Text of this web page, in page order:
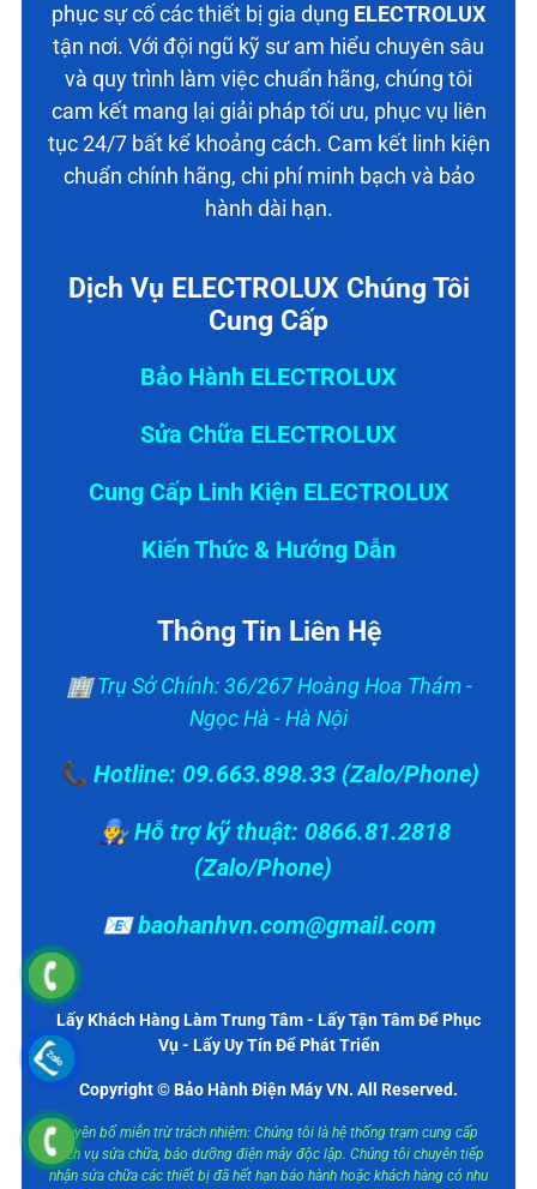
phục sự cố các thiết bị gia dụng ELECTROLUX
tận nơi. Với đội ngũ kỹ sư am hiểu chuyên sâu
và quy trình làm việc chuẩn hãng, chúng tôi
cam kết mang lại giải pháp tối ưu, phục vụ liên
tục 24/7 bất kể khoảng cách. Cam kết linh kiện
chuẩn chính hãng, chi phí minh bạch và bảo
hành dài hạn.
Dịch Vụ ELECTROLUX Chúng Tôi
Cung Cấp
Bảo Hành ELECTROLUX
Sửa Chữa ELECTROLUX
Cung Cấp Linh Kiện ELECTROLUX
Kiến Thức & Hướng Dẫn
Thông Tin Liên Hệ
🏢 Trụ Sở Chính: 36/267 Hoàng Hoa Thám -
Ngọc Hà - Hà Nội
📞 Hotline: 09.663.898.33 (Zalo/Phone)
👨‍🔧 Hỗ trợ kỹ thuật: 0866.81.2818
(Zalo/Phone)
📧 baohanhvn.com@gmail.com
Lấy Khách Hàng Làm Trung Tâm - Lấy Tận Tâm Để Phục
Vụ - Lấy Uy Tín Để Phát Triển
Copyright © Bảo Hành Điện Máy VN. All Reserved.
Tuyên bố miễn trừ trách nhiệm: Chúng tôi là hệ thống trạm cung cấp
dịch vụ sửa chữa, bảo dưỡng điện máy độc lập. Chúng tôi chuyên tiếp
nhận sửa chữa các thiết bị đã hết hạn bảo hành hoặc khách hàng có nhu